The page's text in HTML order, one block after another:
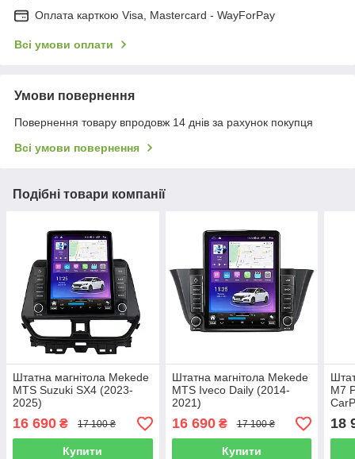
Оплата карткою Visa, Mastercard - WayForPay
Всі умови оплати
Умови повернення
Повернення товару впродовж 14 днів за рахунок покупця
Всі умови повернення
Подібні товари компанії
Штатна магнітола Mekede
MTS Suzuki SX4 (2023-
2025)
16 690 ₴ 17 100 ₴
Купити
Штатна магнітола Mekede
MTS Iveco Daily (2014-
2021)
16 690₴ 17 100 ₴
Купити
M7
18